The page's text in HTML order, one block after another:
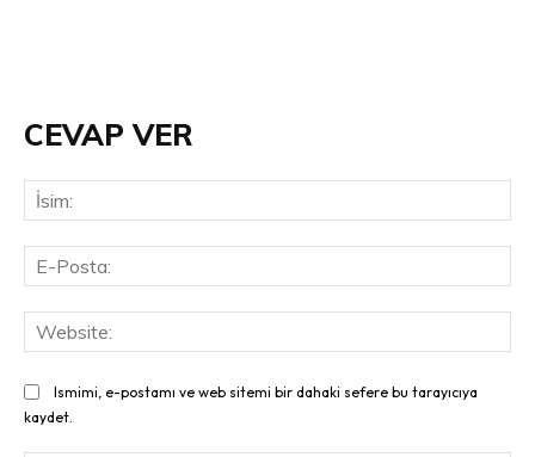
CEVAP VER
Ismimi, e-postamı ve web sitemi bir dahaki sefere bu tarayıcıya
kaydet.